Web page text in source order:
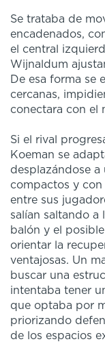
Se trataba de
encadenados,
el central
Wijnaldum
De esa forma se
cercanas,
conectara con el
Si el rival
Koeman se
desplazándose
compactos y con
entre sus
salían saltando a
balón y el
orientar la
ventajosas. Un
buscar una
intentaba tener
que optaba por
priorizando
de los espacios